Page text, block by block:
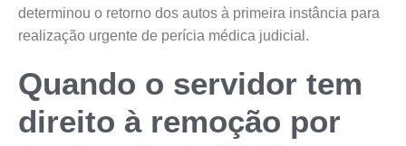
determinou o retorno dos autos à primeira instância para
realização urgente de perícia médica judicial.
Quando o servidor tem
direito à remoção por